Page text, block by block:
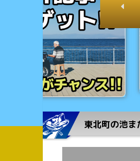
東北町の池